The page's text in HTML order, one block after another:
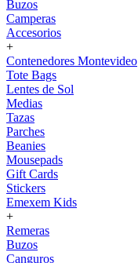
Buzos
Camperas
Accesorios
+
Contenedores Montevideo
Tote Bags
Lentes de Sol
Medias
Tazas
Parches
Beanies
Mousepads
Gift Cards
Stickers
Emexem Kids
+
Remeras
Buzos
Canguros